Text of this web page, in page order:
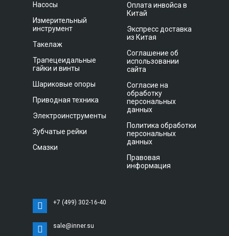
Насосы
Измерительный
инструмент
Такелаж
Трапецеидальные
гайки и винты
Шариковые опоры
Приводная техника
Электроинструменты
Зубчатые рейки
Смазки
Оплата инвойса в
Китай
Экспресс доставка
из Китая
Соглашение об
использовании
сайта
Согласие на
обработку
персональных
данных
Политика обработки
персональных
данных
Правовая
информация
+7 (499) 302-16-40
sale@inner.su